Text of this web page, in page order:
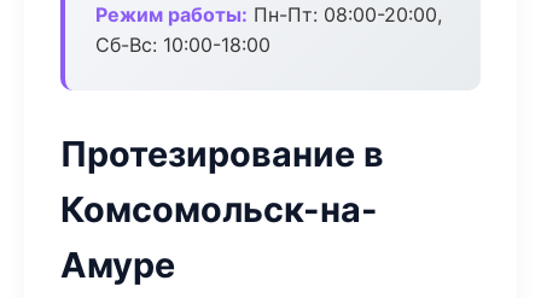
Режим работы: Пн-Пт: 08:00-20:00,
Сб-Вс: 10:00-18:00
Протезирование в
Комсомольск-на-
Амуре